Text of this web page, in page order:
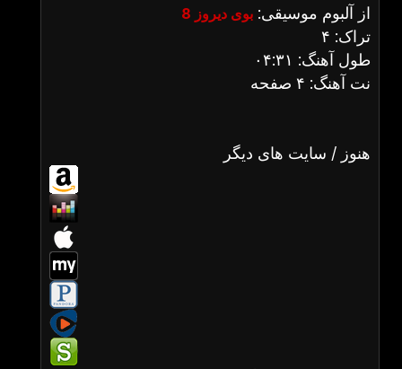
از آلبوم موسیقی: بوی دیروز 8
تراک: ۴
طول آهنگ: ۰۴:۳۱
نت آهنگ: ۴ صفحه
هنوز / سایت های دیگر